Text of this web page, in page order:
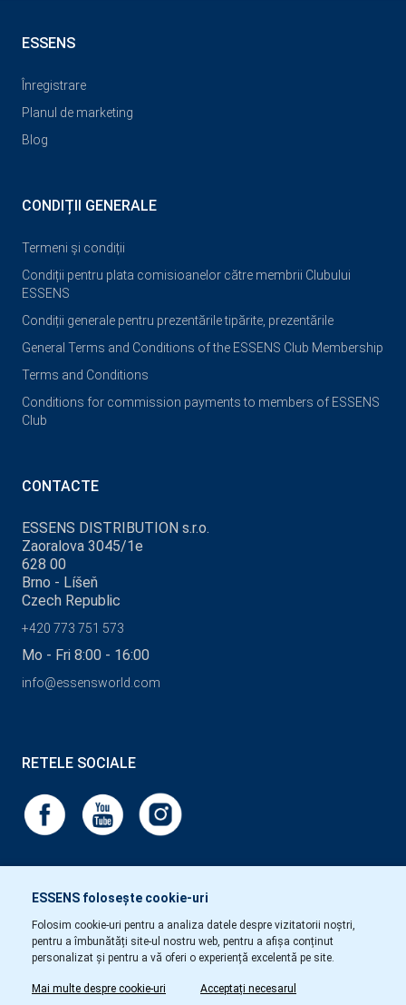
ESSENS folosește cookie-uri
Folosim cookie-uri pentru a analiza datele despre vizitatorii noștri,
pentru a îmbunătăți site-ul nostru web, pentru a afișa conținut
personalizat și pentru a vă oferi o experiență excelentă pe site.
Mai multe despre cookie-uri Acceptați necesarul
ESSENS
Înregistrare
Planul de marketing
Blog
CONDIȚII GENERALE
Termeni și condiții
Condiții pentru plata comisioanelor către membrii Clubului
ESSENS
Condiții generale pentru prezentările tipărite, prezentările
General Terms and Conditions of the ESSENS Club Membership
Terms and Conditions
Conditions for commission payments to members of ESSENS
Club
CONTACTE
ESSENS DISTRIBUTION s.r.o.
Zaoralova 3045/1e
628 00
Brno - Líšeň
Czech Republic
+420 773 751 573
Mo - Fri 8:00 - 16:00
info@essensworld.com
RETELE SOCIALE